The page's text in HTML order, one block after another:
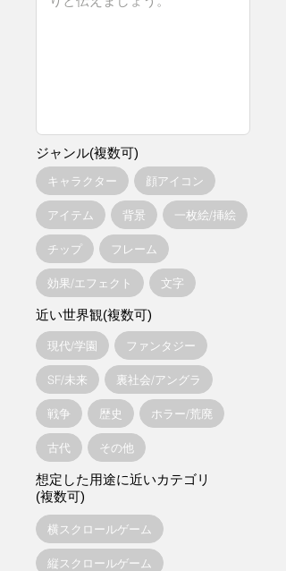
ジャンル(複数可)
キャラクター 顔アイコン
アイテム 背景 一枚絵/挿絵
チップ フレーム
効果/エフェクト 文字
近い世界観(複数可)
現代/学園 ファンタジー
SF/未来 裏社会/アングラ
戦争 歴史 ホラー/荒廃
古代 その他
想定した用途に近いカテゴリ
(複数可)
横スクロールゲーム
縦スクロールゲーム